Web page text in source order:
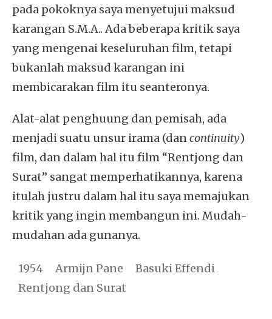
pada pokoknya saya menyetujui maksud
karangan S.M.A.. Ada beberapa kritik saya
yang mengenai keseluruhan film, tetapi
bukanlah maksud karangan ini
membicarakan film itu seanteronya.
Alat-alat penghuung dan pemisah, ada
menjadi suatu unsur irama (dancontinuity)
film, dan dalam hal itu film “Rentjong dan
Surat” sangat memperhatikannya, karena
itulah justru dalam hal itu saya memajukan
kritik yang ingin membangun ini. Mudah-
mudahan ada gunanya.
1954 Armijn Pane
Basuki Effendi
Rentjong dan Surat